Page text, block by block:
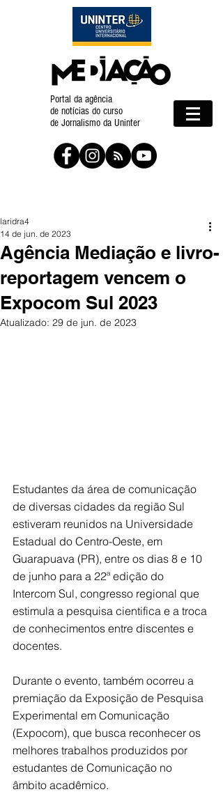
Portal da agência
de notícias do curso
de Jornalismo da Uninter
Agência Mediação e livro-
reportagem vencem o
Expocom Sul 2023
laridra4
14 de jun. de 2023
Atualizado: 29 de jun. de 2023
Estudantes da área de comunicação
de diversas cidades da região Sul
estiveram reunidos na Universidade
Estadual do Centro-Oeste, em
Guarapuava (PR), entre os dias 8 e 10
de junho para a 22ª edição do
Intercom Sul, congresso regional que
estimula a pesquisa cientifica e a troca
de conhecimentos entre discentes e
docentes.
Durante o evento, também ocorreu a
premiação da Exposição de Pesquisa
Experimental em Comunicação
(Expocom), que busca reconhecer os
melhores trabalhos produzidos por
estudantes de Comunicação no
âmbito acadêmico.